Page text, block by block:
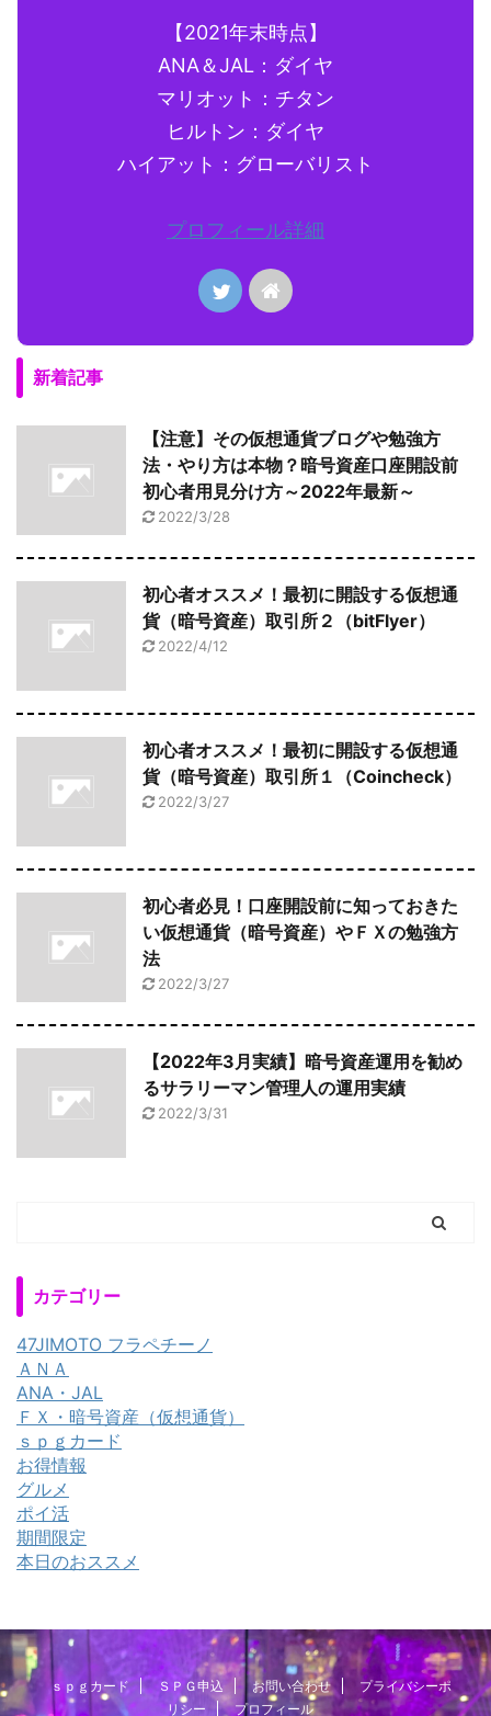
【2021年末時点】
ANA＆JAL：ダイヤ
マリオット：チタン
ヒルトン：ダイヤ
ハイアット：グローバリスト
プロフィール詳細
新着記事
【注意】その仮想通貨ブログや勉強方
法・やり方は本物？暗号資産口座開設前
初心者用見分け方～2022年最新～
2022/3/28
初心者オススメ！最初に開設する仮想通
貨（暗号資産）取引所２（bitFlyer）
2022/4/12
初心者オススメ！最初に開設する仮想通
貨（暗号資産）取引所１（Coincheck）
2022/3/27
初心者必見！口座開設前に知っておきた
い仮想通貨（暗号資産）やＦＸの勉強方
法
2022/3/27
【2022年3月実績】暗号資産運用を勧め
るサラリーマン管理人の運用実績
2022/3/31
カテゴリー
47JIMOTO フラペチーノ
ＡＮＡ
ANA・JAL
ＦＸ・暗号資産（仮想通貨）
ｓｐｇカード
お得情報
グルメ
ポイ活
期間限定
本日のおススメ
ｓｐｇカード ＳＰＧ申込 お問い合わせ
プライバシーポ
リシー
プロフィール